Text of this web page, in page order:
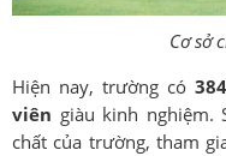
Cơ sở
Hiện nay, trường có
viên giàu kinh nghiệm.
chất của trường, tham